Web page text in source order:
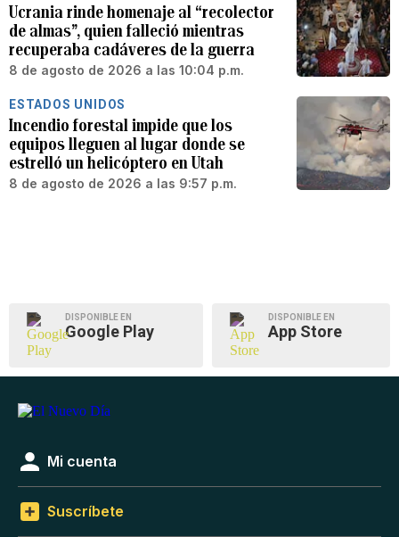
Ucrania rinde homenaje al “recolector
de almas”, quien falleció mientras
recuperaba cadáveres de la guerra
8 de agosto de 2026 a las 10:04 p.m.
ESTADOS UNIDOS
Incendio forestal impide que los
equipos lleguen al lugar donde se
estrelló un helicóptero en Utah
8 de agosto de 2026 a las 9:57 p.m.
DISPONIBLE EN
Google Play
DISPONIBLE EN
App Store
Mi cuenta
Suscríbete